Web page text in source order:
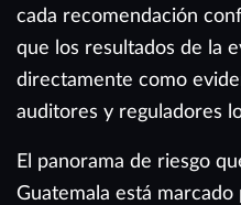
cada recomendación
que los resultados de la
directamente como
auditores y reguladores
El panorama de riesgo
Guatemala está